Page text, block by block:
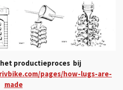
productieproces bij
pages/how-lugs-are-
made